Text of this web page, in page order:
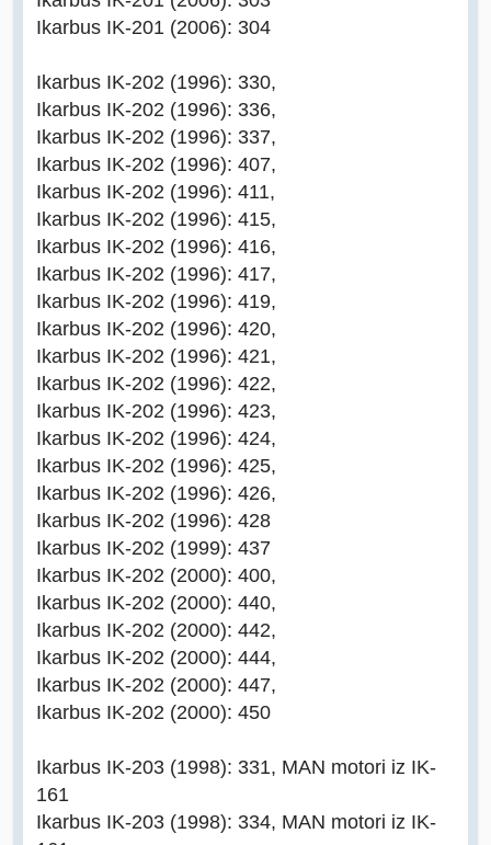
Ikarbus IK-201 (2006): 304
Ikarbus IK-202 (1996): 330,
Ikarbus IK-202 (1996): 336,
Ikarbus IK-202 (1996): 337,
Ikarbus IK-202 (1996): 407,
Ikarbus IK-202 (1996): 411,
Ikarbus IK-202 (1996): 415,
Ikarbus IK-202 (1996): 416,
Ikarbus IK-202 (1996): 417,
Ikarbus IK-202 (1996): 419,
Ikarbus IK-202 (1996): 420,
Ikarbus IK-202 (1996): 421,
Ikarbus IK-202 (1996): 422,
Ikarbus IK-202 (1996): 423,
Ikarbus IK-202 (1996): 424,
Ikarbus IK-202 (1996): 425,
Ikarbus IK-202 (1996): 426,
Ikarbus IK-202 (1996): 428
Ikarbus IK-202 (1999): 437
Ikarbus IK-202 (2000): 400,
Ikarbus IK-202 (2000): 440,
Ikarbus IK-202 (2000): 442,
Ikarbus IK-202 (2000): 444,
Ikarbus IK-202 (2000): 447,
Ikarbus IK-202 (2000): 450
Ikarbus IK-203 (1998): 331, MAN motori iz IK-
161
Ikarbus IK-203 (1998): 334, MAN motori iz IK-